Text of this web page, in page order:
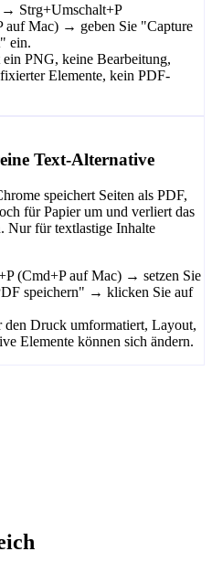
Strg+Umschalt+P
auf Mac) → geben Sie "Capture
ein.
ein PNG, keine Bearbeitung,
Elemente, kein PDF-
Text-Alternative
speichert Seiten als PDF,
für Papier um und verliert das
Nur für textlastige Inhalte
(Cmd+P auf Mac) → setzen Sie
speichern" → klicken Sie auf
Druck umformatiert, Layout,
Elemente können sich ändern.